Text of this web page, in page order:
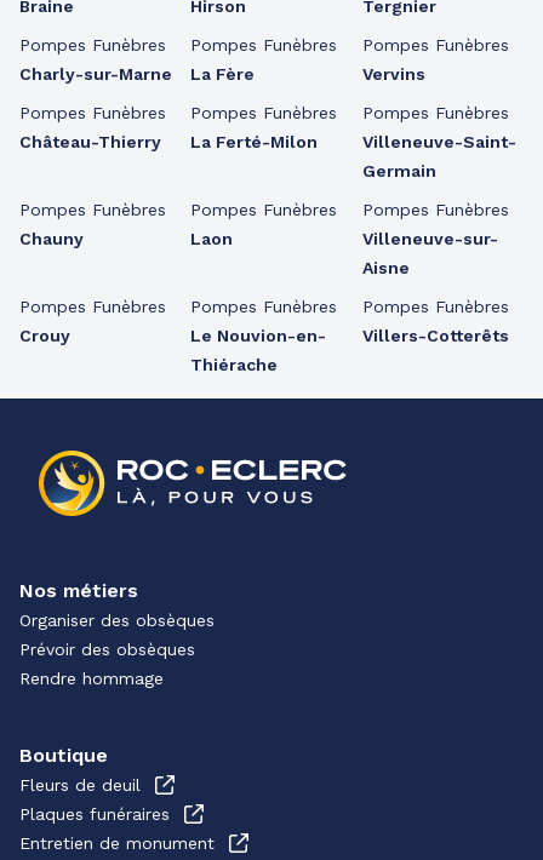
Braine
Pompes Funèbres
Charly-sur-Marne
Pompes Funèbres
Château-Thierry
Pompes Funèbres
Chauny
Pompes Funèbres
Crouy
Hirson
Pompes Funèbres
La Fère
Pompes Funèbres
La Ferté-Milon
Pompes Funèbres
Laon
Pompes Funèbres
Le Nouvion-en-
Thiérache
Tergnier
Pompes Funèbres
Vervins
Pompes Funèbres
Villeneuve-Saint-
Germain
Pompes Funèbres
Villeneuve-sur-
Aisne
Pompes Funèbres
Villers-Cotterêts
Nos métiers
Organiser des obsèques
Prévoir des obsèques
Rendre hommage
Boutique
Fleurs de deuil
Plaques funéraires
Entretien de monument